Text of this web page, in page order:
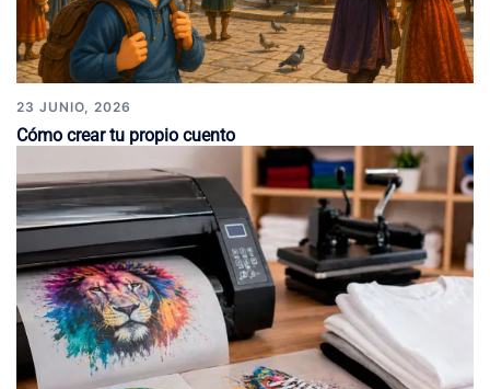
23 JUNIO, 2026
Cómo crear tu propio cuento